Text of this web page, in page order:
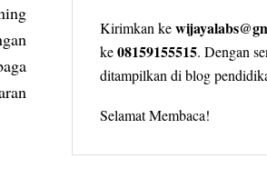
Kirimkan ke
ke08159155515. Dengan
ditampilkan di blog
Selamat Membaca!